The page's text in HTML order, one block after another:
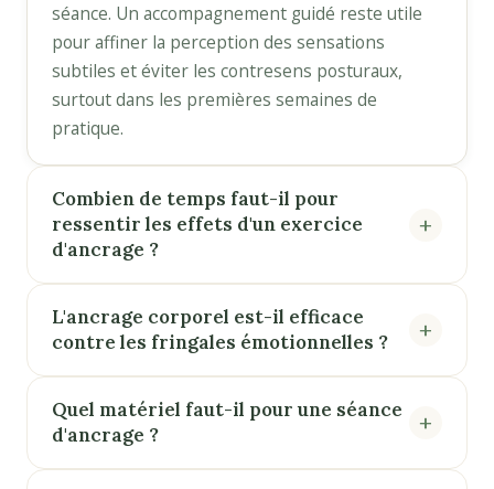
séance. Un accompagnement guidé reste utile
pour affiner la perception des sensations
subtiles et éviter les contresens posturaux,
surtout dans les premières semaines de
pratique.
Combien de temps faut-il pour
ressentir les effets d'un exercice
d'ancrage ?
L'ancrage corporel est-il efficace
contre les fringales émotionnelles ?
Quel matériel faut-il pour une séance
d'ancrage ?